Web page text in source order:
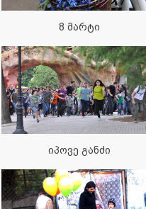
8 მარტი
იპოვე განძი